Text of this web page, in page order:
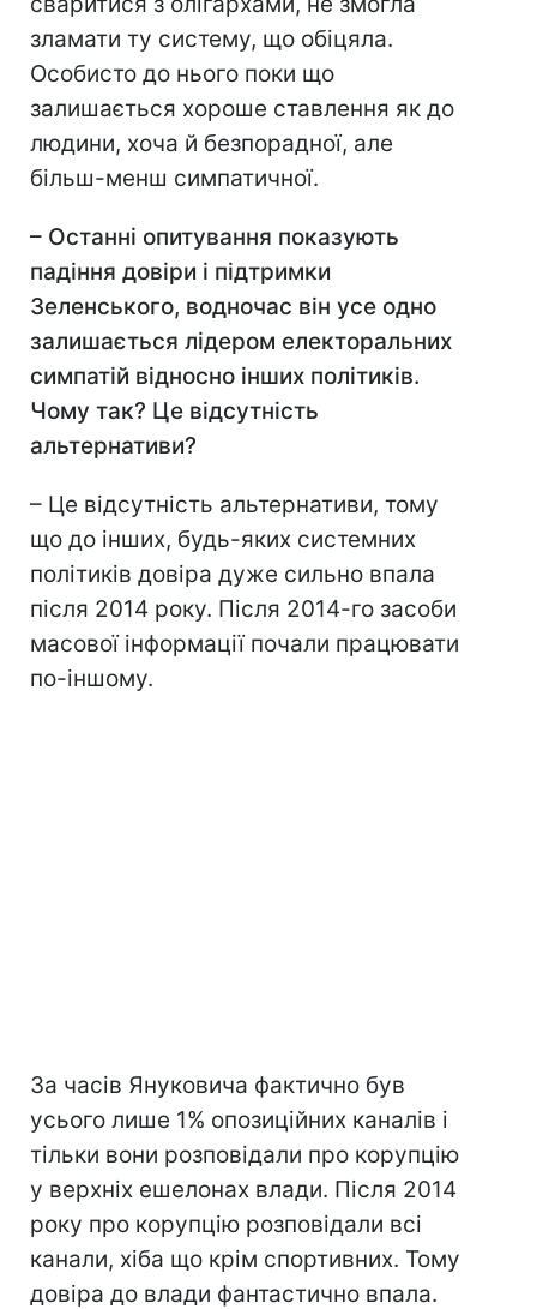
зламати ту систему, що обіцяла.
Особисто до нього поки що
залишається хороше ставлення як до
людини, хоча й безпорадної, але
більш-менш симпатичної.
– Останні опитування показують
падіння довіри і підтримки
Зеленського, водночас він усе одно
залишається лідером електоральних
симпатій відносно інших політиків.
Чому так? Це відсутність
альтернативи?
– Це відсутність альтернативи, тому
що до інших, будь-яких системних
політиків довіра дуже сильно впала
після 2014 року. Після 2014-го засоби
масової інформації почали працювати
по-іншому.
За часів Януковича фактично був
усього лише 1% опозиційних каналів і
тільки вони розповідали про корупцію
у верхніх ешелонах влади. Після 2014
року про корупцію розповідали всі
канали, хіба що крім спортивних. Тому
довіра до влади фантастично впала.